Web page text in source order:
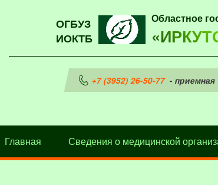
ОГБУЗ
ИОКТБ
Областное
+7 (3952) 26-50-77- приемная
Главная Сведения о медицинской